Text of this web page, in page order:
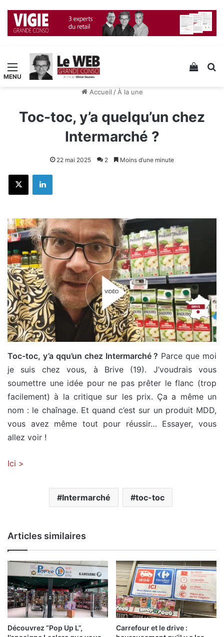
Menu Voir
Accueil / À la une
Toc-toc, y’a quelqu’un chez
Intermarché ?
22 mai 2025 2 Moins d’une minute
X Linkedin
Toc-toc, y’a qqu’un chez Intermarché ? Parce que moi
je suis chez vous, à Brive (19). J’voudrais vous
soumettre une idée pour ne pas prêter le flanc (trop
facilement) à la critique sur les prix. Ça a même un
nom : le chaînage. Et quand c’est sur un produit MDD,
vous avez même tout pour réussir… Essayer, vous
allez voir !
Ici >
Intermarché toc-toc
Articles similaires
Découvrez “Pop Up L”,
Carrefour et le drive :